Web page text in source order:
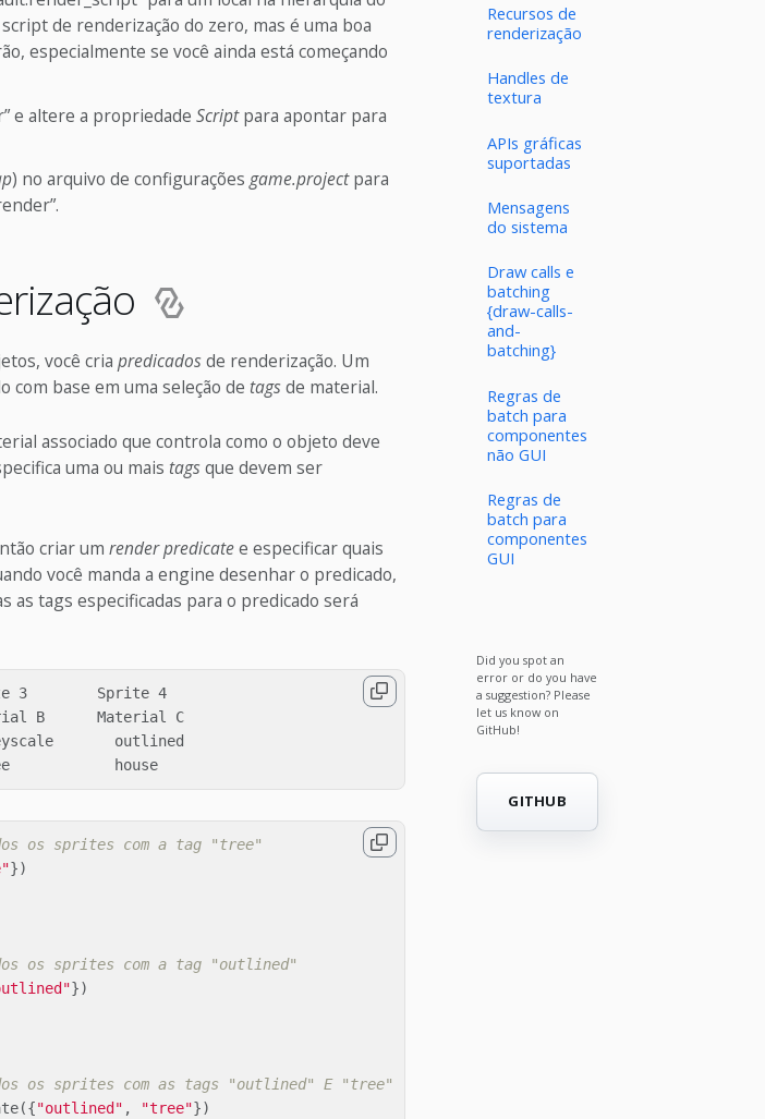
de renderização do zero, mas é uma boa
especialmente se você ainda está começando
e altere a propriedade Scriptpara apontar para
) no arquivo de configurações game.projectpara
você cria predicadosde renderização. Um
com base em uma seleção de tagsde material.
associado que controla como o objeto deve
uma ou mais tagsque devem ser
criar um render predicatee especificar quais
você manda a engine desenhar o predicado,
as tags especificadas para o predicado será
3        Sprite 4
B      Material C
outlined
  tree            tree            tree            house
os sprites com a tag "tree"
})
os sprites com a tag "outlined"
})
os sprites com as tags "outlined" E "tree"
({"outlined" , "tree"})
Recursos de
renderização
Handles de
textura
APIs gráficas
suportadas
Mensagens
do sistema
Draw calls e
batching
{draw-calls-
and-
batching}
Regras de
batch para
componentes
não GUI
Regras de
batch para
componentes
GUI
Did you spot an
error or do you have
a suggestion? Please
let us know on
GitHub!
GITHUB